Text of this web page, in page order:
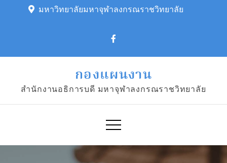
มหาวิทยาลัยมหาจุฬาลงกรณราชวิทยาลัย
กองแผนงาน
สำนักงานอธิการบดี มหาจุฬาลงกรณราชวิทยาลัย